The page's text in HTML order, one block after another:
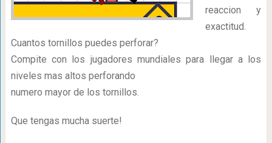
reaccion y
exactitud.
Cuantos tornillos puedes perforar?
Compite con los jugadores mundiales para llegar a los
niveles mas altos perforando
numero mayor de los tornillos.
Que tengas mucha suerte!